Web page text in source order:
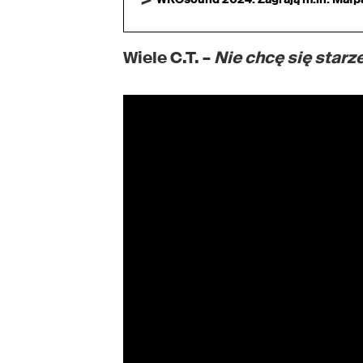
Wiele C.T. –Nie chcę się